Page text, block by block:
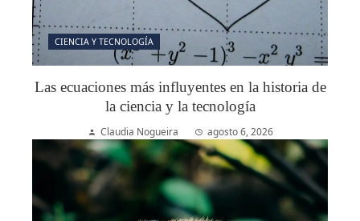
CIENCIA Y TECNOLOGÍA
Las ecuaciones más influyentes en la historia de
la ciencia y la tecnología
Claudia Nogueira agosto 6, 2026